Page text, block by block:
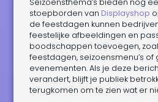
Seizoensthema’s bieden nog
stoepborden van Displayshop
de feestdagen kunnen
feestelijke afbeeldingen en
boodschappen toevoegen,
feestdagen, seizoensmenu’s
evenementen. Als je deze
verandert, blijft je publiek
terugkomen om te zien wat er